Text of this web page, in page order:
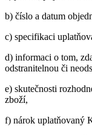
b) číslo a datum
c) specifikaci
d) informaci o tom,
odstranitelnou či
e) skutečnosti
zboží,
f) nárok uplatňovaný